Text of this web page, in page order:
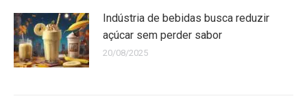
Indústria de bebidas busca reduzir
açúcar sem perder sabor
20/08/2025